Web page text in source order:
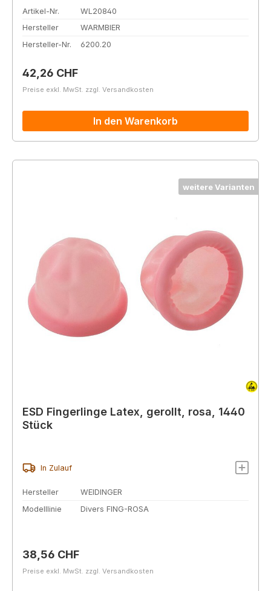
Artikel-Nr.
WL20840
Hersteller
WARMBIER
Hersteller-Nr.
6200.20
Regulärer Preis:
42,26 CHF
Preise exkl. MwSt. zzgl. Versandkosten
In den Warenkorb
weitere Varianten
ESD Fingerlinge Latex, gerollt, rosa, 1440
Stück
In Zulauf
Hersteller
WEIDINGER
Modelllinie
Divers FING-ROSA
Regulärer Preis:
38,56 CHF
Preise exkl. MwSt. zzgl. Versandkosten